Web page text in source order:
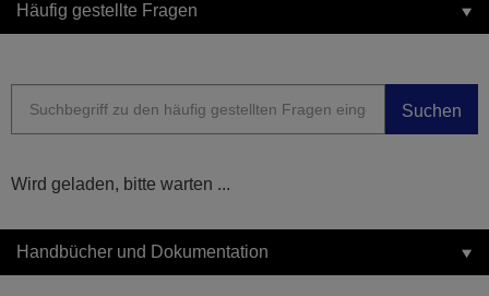
Häufig gestellte Fragen
Suchen
Wird geladen, bitte warten ...
Handbücher und Dokumentation